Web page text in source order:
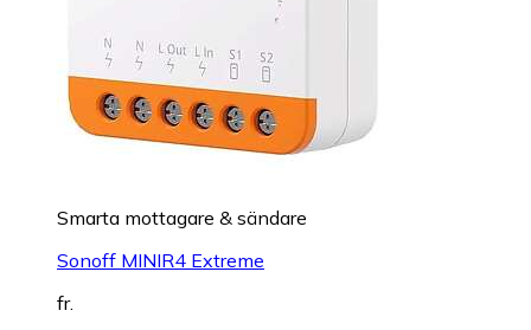
Smarta mottagare & sändare
Sonoff MINIR4 Extreme
fr.